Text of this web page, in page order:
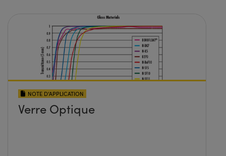
NOTE D’APPLICATION
Verre Optique